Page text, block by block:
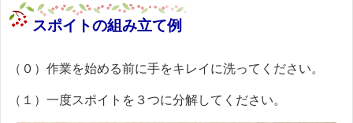
スポイトの組み立て例
（０）作業を始める前に手をキレイに洗ってください。
（１）一度スポイトを３つに分解してください。